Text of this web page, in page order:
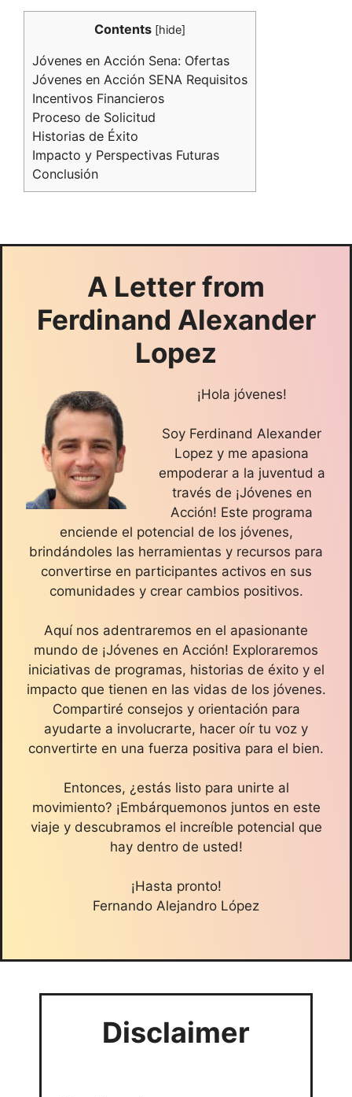
Contents [hide]
Jóvenes en Acción Sena: Ofertas
Jóvenes en Acción SENA Requisitos
Incentivos Financieros
Proceso de Solicitud
Historias de Éxito
Impacto y Perspectivas Futuras
Conclusión
A Letter from
Ferdinand Alexander
Lopez
¡Hola jóvenes!
Soy Ferdinand Alexander
Lopez y me apasiona
empoderar a la juventud a
través de ¡Jóvenes en
Acción! Este programa
enciende el potencial de los jóvenes,
brindándoles las herramientas y recursos para
convertirse en participantes activos en sus
comunidades y crear cambios positivos.
Aquí nos adentraremos en el apasionante
mundo de ¡Jóvenes en Acción! Exploraremos
iniciativas de programas, historias de éxito y el
impacto que tienen en las vidas de los jóvenes.
Compartiré consejos y orientación para
ayudarte a involucrarte, hacer oír tu voz y
convertirte en una fuerza positiva para el bien.
Entonces, ¿estás listo para unirte al
movimiento? ¡Embárquemonos juntos en este
viaje y descubramos el increíble potencial que
hay dentro de usted!
¡Hasta pronto!
Fernando Alejandro López
Disclaimer